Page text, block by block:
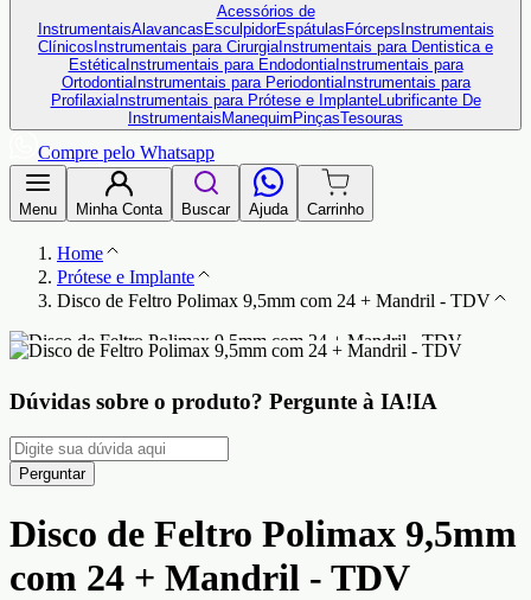
Acessórios de
InstrumentaisAlavancas EsculpidorEspátulas Fórceps Instrumentais
Clínicos Instrumentais para Cirurgia Instrumentais para Dentistica e
EstéticaInstrumentais para EndodontiaInstrumentais para
OrtodontiaInstrumentais para PeriodontiaInstrumentais para
ProfilaxiaInstrumentais para Prótese e ImplanteLubrificante De
Instrumentais Manequim PinçasTesouras
Compre pelo Whatsapp
Menu Minha Conta Buscar Ajuda Carrinho
Home
Prótese e Implante
Disco de Feltro Polimax 9,5mm com 24 + Mandril - TDV
Dúvidas sobre o produto? Pergunte à IA!IA
Perguntar
Disco de Feltro Polimax 9,5mm
com 24 + Mandril - TDV